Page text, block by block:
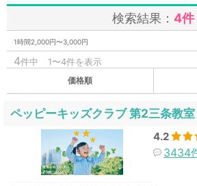
検索結果： 4件
1時間2,000円〜3,000円
4件中 1〜4件を表示
価格順
ペッピーキッズクラブ 第2三条教室
4.2
3434